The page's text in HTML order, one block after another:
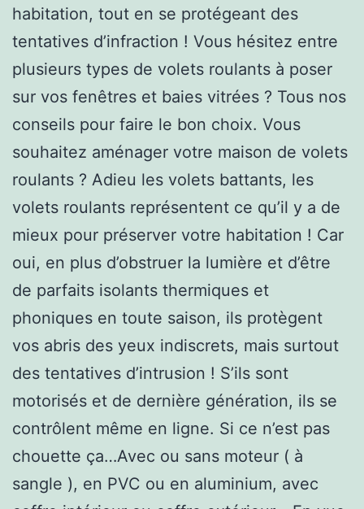
habitation, tout en se protégeant des
tentatives d’infraction ! Vous hésitez entre
plusieurs types de volets roulants à poser
sur vos fenêtres et baies vitrées ? Tous nos
conseils pour faire le bon choix. Vous
souhaitez aménager votre maison de volets
roulants ? Adieu les volets battants, les
volets roulants représentent ce qu’il y a de
mieux pour préserver votre habitation ! Car
oui, en plus d’obstruer la lumière et d’être
de parfaits isolants thermiques et
phoniques en toute saison, ils protègent
vos abris des yeux indiscrets, mais surtout
des tentatives d’intrusion ! S’ils sont
motorisés et de dernière génération, ils se
contrôlent même en ligne. Si ce n’est pas
chouette ça…Avec ou sans moteur ( à
sangle ), en PVC ou en aluminium, avec